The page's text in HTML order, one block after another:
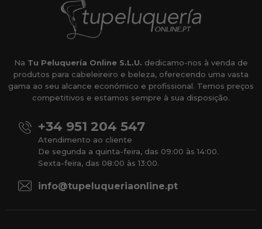
Na Tu Peluquería Online S.L.U. dedicamo-nos à venda de
produtos para cabeleireiro e beleza, oferecendo uma vasta
gama ao seu alcance económico e profissional. Temos preços
competitivos e estamos sempre à sua disposição.
+34 951 204 547
Atendimento ao cliente
De segunda a quinta-feira, das 09:00 às 14:00.
Sexta-feira, das 08:00 às 13:00.
info@tupeluqueriaonline.pt